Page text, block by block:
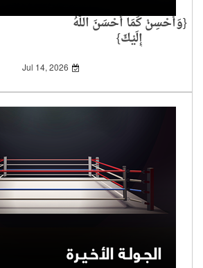
{وَأَحْسِنْ كَمَا أَحْسَنَ اللَّهُ
إِلَيْكَ}
Jul 14, 2026